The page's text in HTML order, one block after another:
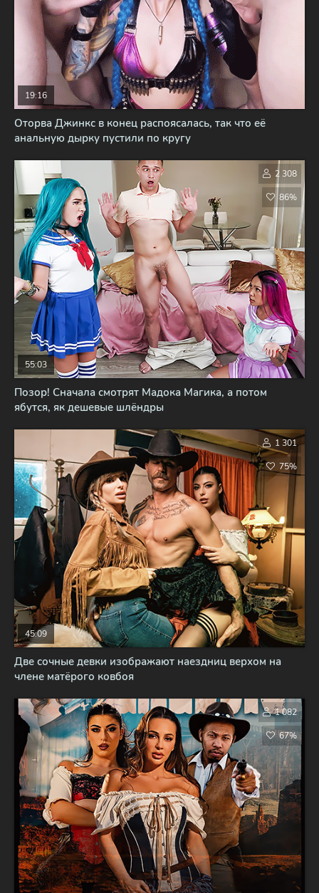
Оторва Джинкс в конец распоясалась, так что её
анальную дырку пустили по кругу
19:16
Позор! Сначала смотрят Мадока Магика, а потом
ябутся, як дешевые шлёндры
55:03
2 308
86%
Две сочные девки изображают наездниц верхом на
члене матёрого ковбоя
45:09
1 301
75%
1 082
67%